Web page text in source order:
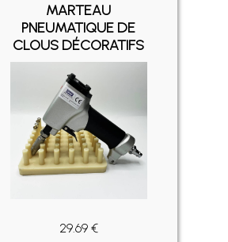
MARTEAU
PNEUMATIQUE DE
CLOUS DÉCORATIFS
29.69 €